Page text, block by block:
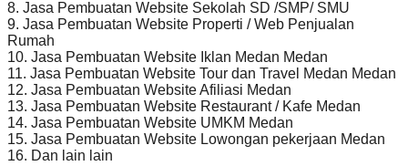
8. Jasa Pembuatan Website Sekolah SD /SMP/ SMU
9. Jasa Pembuatan Website Properti / Web Penjualan
Rumah
10. Jasa Pembuatan Website Iklan Medan Medan
11. Jasa Pembuatan Website Tour dan Travel Medan Medan
12. Jasa Pembuatan Website Afiliasi Medan
13. Jasa Pembuatan Website Restaurant / Kafe Medan
14. Jasa Pembuatan Website UMKM Medan
15. Jasa Pembuatan Website Lowongan pekerjaan Medan
16. Dan lain lain